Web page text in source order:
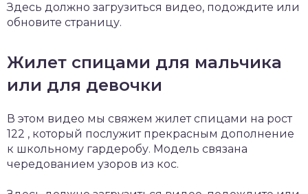
Здесь должно загрузиться видео, подождите или
обновите страницу.
Жилет спицами для мальчика
или для девочки
В этом видео мы свяжем жилет спицами на рост
122 , который послужит прекрасным дополнение
к школьному гардеробу. Модель связана
чередованием узоров из кос.